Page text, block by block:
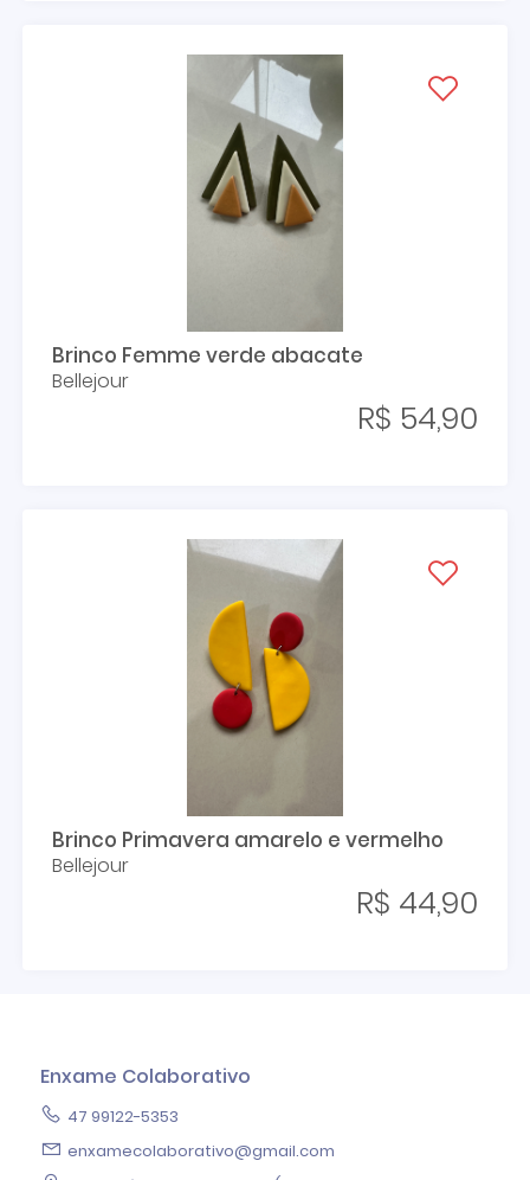
Brinco Femme verde abacate
Bellejour
R$ 54,90
Brinco Primavera amarelo e vermelho
Bellejour
R$ 44,90
Enxame Colaborativo
47 99122-5353
enxamecolaborativo@gmail.com